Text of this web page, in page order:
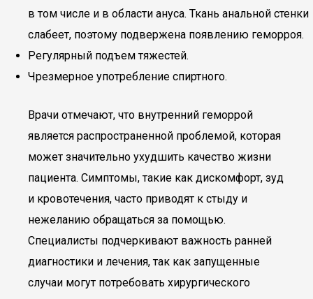
в том числе и в области ануса. Ткань анальной стенки
слабеет, поэтому подвержена появлению геморроя.
Регулярный подъем тяжестей.
Чрезмерное употребление спиртного.
Врачи отмечают, что внутренний геморрой
является распространенной проблемой, которая
может значительно ухудшить качество жизни
пациента. Симптомы, такие как дискомфорт, зуд
и кровотечения, часто приводят к стыду и
нежеланию обращаться за помощью.
Специалисты подчеркивают важность ранней
диагностики и лечения, так как запущенные
случаи могут потребовать хирургического